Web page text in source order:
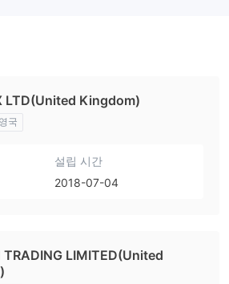
LTD(United Kingdom)
영국
설립 시간
2018-07-04
TRADING LIMITED(United